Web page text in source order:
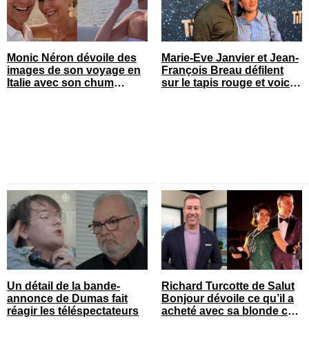
Monic Néron dévoile des
images de son voyage en
Italie avec son chum
Marie-Eve Janvier et Jean-
François Breau défilent
sur le tapis rouge et voici
Un détail de la bande-
annonce de Dumas fait
réagir les téléspectateurs
Richard Turcotte de Salut
Bonjour dévoile ce qu’il a
acheté avec sa blonde cet